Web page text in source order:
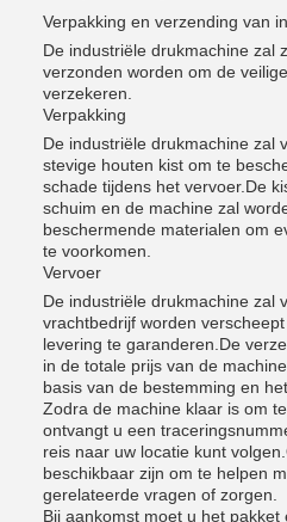
Verpakking en verzending van
De industriële drukmachine zal
verzonden worden om de
verzekeren.
Verpakking
De industriële drukmachine zal
stevige houten kist om te
schade tijdens het vervoer.De
schuim en de machine zal
beschermende materialen om
te voorkomen.
Vervoer
De industriële drukmachine zal
vrachtbedrijf worden
levering te garanderen.De
in de totale prijs van de
basis van de bestemming en
Zodra de machine klaar is om
ontvangt u een
reis naar uw locatie kunt
beschikbaar zijn om te helpen
gerelateerde vragen of zorgen.
Bij aankomst moet u het